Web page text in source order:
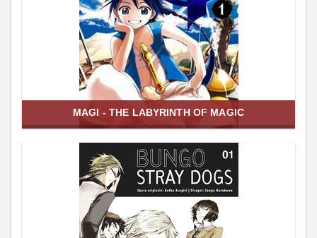
MAGI - THE LABYRINTH OF MAGIC